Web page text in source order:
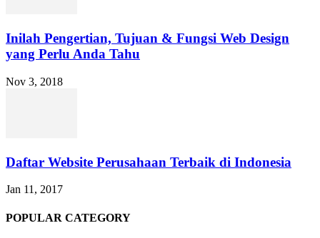
Inilah Pengertian, Tujuan & Fungsi Web Design
yang Perlu Anda Tahu
Nov 3, 2018
Daftar Website Perusahaan Terbaik di Indonesia
Jan 11, 2017
POPULAR CATEGORY